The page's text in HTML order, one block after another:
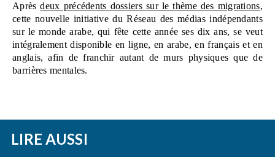
Après deux précédents dossiers sur le thème des migrations,
cette nouvelle initiative du Réseau des médias indépendants
sur le monde arabe, qui fête cette année ses dix ans, se veut
intégralement disponible en ligne, en arabe, en français et en
anglais, afin de franchir autant de murs physiques que de
barrières mentales.
LIRE AUSSI